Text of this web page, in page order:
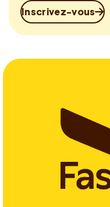
Inscrivez-vous